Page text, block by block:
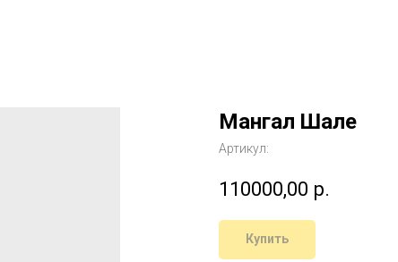
Мангал Шале
Артикул:
110000,00 р.
Купить